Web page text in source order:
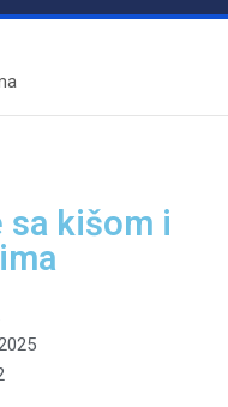
sa kišom i